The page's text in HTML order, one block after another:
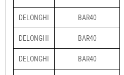
DELONGHI BAR40
DELONGHI BAR40
DELONGHI BAR40